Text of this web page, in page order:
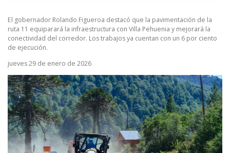
El gobernador Rolando Figueroa destacó que la pavimentación de la
ruta 11 equiparará la infraestructura con Villa Pehuenia y mejorará la
conectividad del corredor. Los trabajos ya cuentan con un 6 por ciento
de ejecución.
jueves 29 de enero de 2026